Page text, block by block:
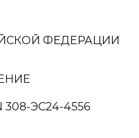
ФЕДЕРАЦИИ
308-ЭС24-4556